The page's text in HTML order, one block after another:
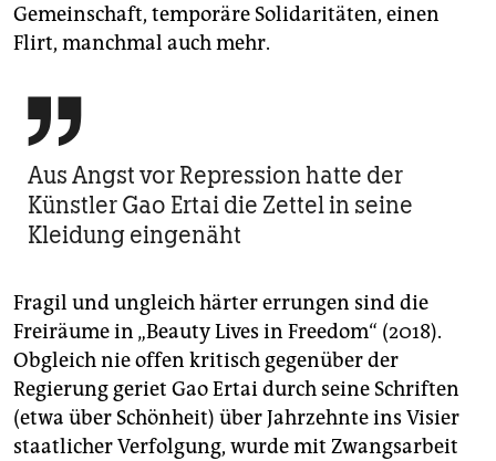
Gemeinschaft, temporäre Solidaritäten, einen
Flirt, manchmal auch mehr.

Aus Angst vor Repression hatte der
Künstler Gao Ertai die Zettel in seine
Kleidung eingenäht
Fragil und ungleich härter errungen sind die
Freiräume in „Beauty Lives in Freedom“ (2018).
Obgleich nie offen kritisch gegenüber der
Regierung geriet Gao Ertai durch seine Schriften
(etwa über Schönheit) über Jahrzehnte ins Visier
staatlicher Verfolgung, wurde mit Zwangsarbeit